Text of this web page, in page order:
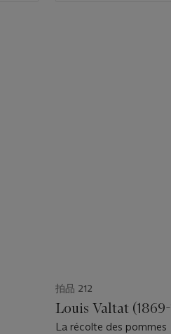
拍品 212
Louis Valtat
La récolte des pommes